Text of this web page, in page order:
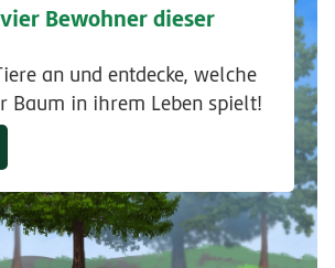
Bewohner dieser
an und entdecke, welche
Baum in ihrem Leben spielt!